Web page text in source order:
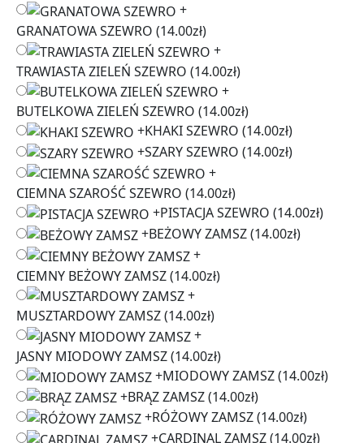
+
GRANATOWA SZEWRO (14.00zł)
+
TRAWIASTA ZIELEŃ SZEWRO (14.00zł)
+
BUTELKOWA ZIELEŃ SZEWRO (14.00zł)
+KHAKI SZEWRO (14.00zł)
+SZARY SZEWRO (14.00zł)
+
CIEMNA SZAROŚĆ SZEWRO (14.00zł)
+PISTACJA SZEWRO (14.00zł)
+BEŻOWY ZAMSZ(14.00zł)
+
CIEMNY BEŻOWY ZAMSZ(14.00zł)
+
MUSZTARDOWY ZAMSZ(14.00zł)
+
JASNY MIODOWY ZAMSZ(14.00zł)
+MIODOWY ZAMSZ(14.00zł)
+BRĄZ ZAMSZ(14.00zł)
+RÓŻOWY ZAMSZ(14.00zł)
+CARDINAL ZAMSZ(14.00zł)